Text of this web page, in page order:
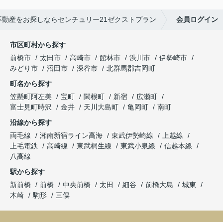
産をお探しならセンチュリー21ゼクストプラン 会員ログイン
市区町村から探す
前橋市
太田市 高崎市 館林市 渋川市
伊勢崎市
みどり市
沼田市 深谷市
北群馬郡吉岡町
町名から探す
笠懸町阿左美
宝町 関根町 新宿
広瀬町
富士見町時沢
金井 天川大島町 亀岡町
南町
沿線から探す
両毛線
湘南新宿ライン高海 東武伊勢崎線
上越線
上毛電鉄
高崎線 東武桐生線 東武小泉線
信越本線
八高線
駅から探す
新前橋
前橋 中央前橋 太田 細谷 前橋大島
城東
木崎
駒形 三俣